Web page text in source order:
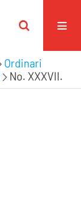
Ordinari
No. XXXVII.